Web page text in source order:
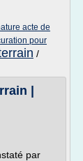
acte de
pour
/
|
par